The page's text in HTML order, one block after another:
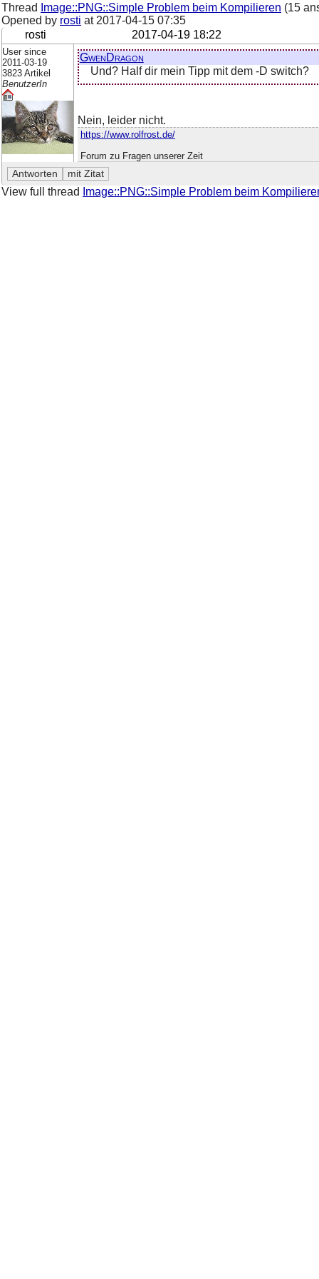
Thread Image::PNG::Simple Problem beim Kompilieren (15
Opened by rosti at 2017-04-15 07:35
rosti
2017-04-19 18:22
User since
2011-03-19
3823 Artikel
BenutzerIn
GwenDragon
Und? Half dir mein Tipp mit dem -D switch?
Nein, leider nicht.
https://www.rolfrost.de/
Forum zu Fragen unserer Zeit
View full thread Image::PNG::Simple Problem beim